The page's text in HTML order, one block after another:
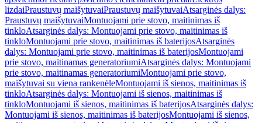
lizdaiPraustuvų maišytuvaiPraustuvų maišytuvaiAtsarginės dalys:
Praustuvų maišytuvaiMontuojami prie stovo, maitinimas iš
tinkloAtsarginės dalys: Montuojami prie stovo, maitinimas iš
tinkloMontuojami prie stovo, maitinimas iš baterijosAtsarginės
dalys: Montuojami prie stovo, maitinimas iš baterijosMontuojami
prie stovo, maitinamas generatoriumiAtsarginės dalys: Montuojami
prie stovo, maitinamas generatoriumiMontuojami prie stovo,
maišytuvai su viena rankenėleMontuojami iš sienos, maitinimas iš
tinkloAtsarginės dalys: Montuojami iš sienos, maitinimas iš
tinkloMontuojami iš sienos, maitinimas iš baterijosAtsarginės dalys:
Montuojami iš sienos, maitinimas iš baterijosMontuojami iš sienos,